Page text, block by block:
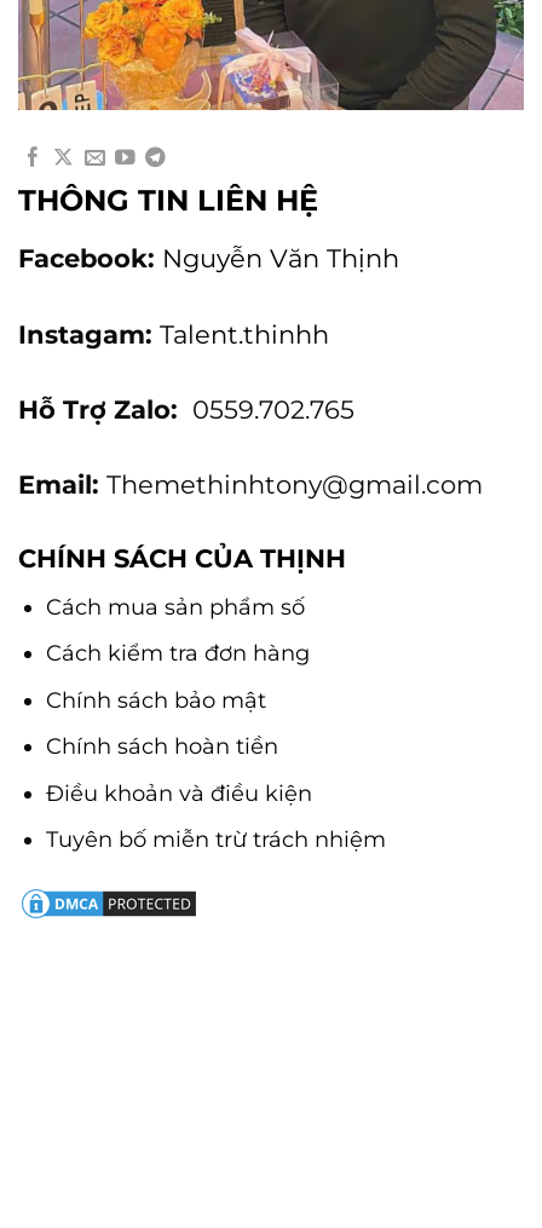
THÔNG TIN LIÊN HỆ
Facebook: Nguyễn Văn Thịnh
Instagam: Talent.thinhh
Hỗ Trợ Zalo: 0559.702.765
Email: Themethinhtony@gmail.com
CHÍNH SÁCH CỦA THỊNH
Cách mua sản phẩm số
Cách kiểm tra đơn hàng
Chính sách bảo mật
Chính sách hoàn tiền
Điều khoản và điều kiện
Tuyên bố miễn trừ trách nhiệm